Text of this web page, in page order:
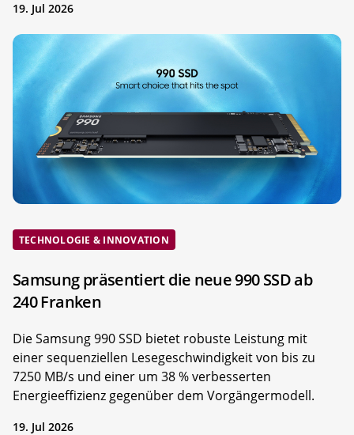
19. Jul 2026
TECHNOLOGIE & INNOVATION
Samsung präsentiert die neue 990 SSD ab
240 Franken
Die Samsung 990 SSD bietet robuste Leistung mit
einer sequenziellen Lesegeschwindigkeit von bis zu
7250 MB/s und einer um 38 % verbesserten
Energieeffizienz gegenüber dem Vorgängermodell.
19. Jul 2026